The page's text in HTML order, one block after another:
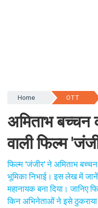
Home OTT
अमिताभ
वाली फिल्म
फिल्म 'जंजीर' ने अमिताभ
भूमिका निभाई। इस लेख में
महानायक बना दिया। जानिए
किन अभिनेताओं ने इसे